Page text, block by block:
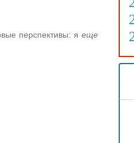
перспективы: яеще